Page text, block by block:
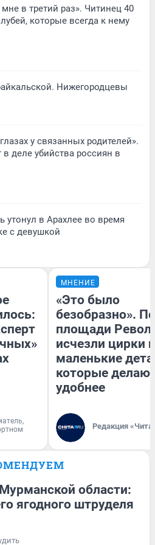
в третий раз». Читинец 40
которые всегда к нему
Нижегородцевы
у связанных родителей».
деле убийства россиян в
утонул в Арахлее во время
с девушкой
МНЕНИЕ
«Это было
безобразно».
площади
исчезли цирки
маленькие
которые
удобнее
Редакция
области:
ягодного штруделя